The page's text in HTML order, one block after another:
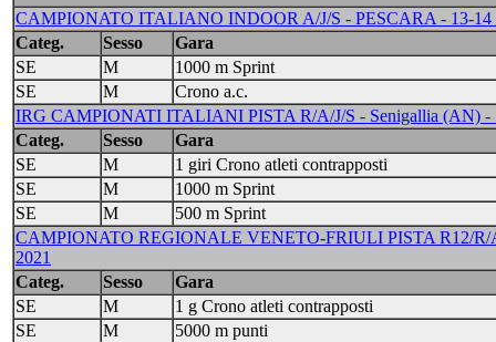
CAMPIONATO ITALIANO INDOOR A/J/S - PESCARA - 13-
Categ.
Sesso
Gara
SE
M
1000 m Sprint
SE
M
Crono a.c.
IRG CAMPIONATI ITALIANI PISTA R/A/J/S - Senigallia (AN) -
Categ.
Sesso
Gara
SE
M
1 giri Crono atleti contrapposti
SE
M
1000 m Sprint
SE
M
500 m Sprint
CAMPIONATO REGIONALE VENETO-FRIULI PISTA R12/
2021
Categ.
Sesso
Gara
SE
M
1 g Crono atleti contrapposti
SE
M 5000 m punti